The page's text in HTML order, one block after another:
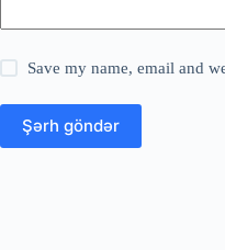
Save my name, email and
Şərh göndər